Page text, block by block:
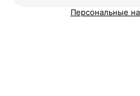
Персональные